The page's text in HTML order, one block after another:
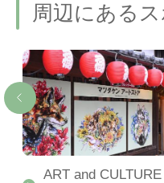
周辺にあるス
ART and CULTURE